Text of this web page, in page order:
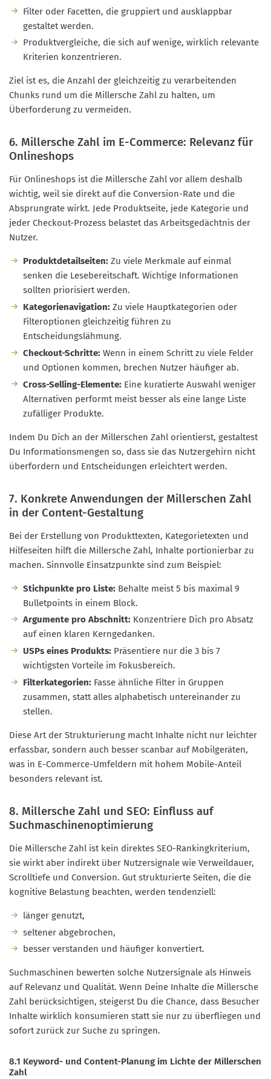
Filter oder Facetten, die gruppiert und ausklappbar
gestaltet werden.
Produktvergleiche, die sich auf wenige, wirklich relevante
Kriterien konzentrieren.
Ziel ist es, die Anzahl der gleichzeitig zu verarbeitenden
Chunks rund um die Millersche Zahl zu halten, um
Überforderung zu vermeiden.
6. Millersche Zahl im E-Commerce: Relevanz für
Onlineshops
Für Onlineshops ist die Millersche Zahl vor allem deshalb
wichtig, weil sie direkt auf die Conversion-Rate und die
Absprungrate wirkt. Jede Produktseite, jede Kategorie und
jeder Checkout-Prozess belastet das Arbeitsgedächtnis der
Nutzer.
Produktdetailseiten: Zu viele Merkmale auf einmal
senken die Lesebereitschaft. Wichtige Informationen
sollten priorisiert werden.
Kategorienavigation: Zu viele Hauptkategorien oder
Filteroptionen gleichzeitig führen zu
Entscheidungslähmung.
Checkout-Schritte: Wenn in einem Schritt zu viele Felder
und Optionen kommen, brechen Nutzer häufiger ab.
Cross-Selling-Elemente: Eine kuratierte Auswahl weniger
Alternativen performt meist besser als eine lange Liste
zufälliger Produkte.
Indem Du Dich an der Millerschen Zahl orientierst, gestaltest
Du Informationsmengen so, dass sie das Nutzergehirn nicht
überfordern und Entscheidungen erleichtert werden.
7. Konkrete Anwendungen der Millerschen Zahl
in der Content-Gestaltung
Bei der Erstellung von Produkttexten, Kategorietexten und
Hilfeseiten hilft die Millersche Zahl, Inhalte portionierbar zu
machen. Sinnvolle Einsatzpunkte sind zum Beispiel:
Stichpunkte pro Liste: Behalte meist 5 bis maximal 9
Bulletpoints in einem Block.
Argumente pro Abschnitt: Konzentriere Dich pro Absatz
auf einen klaren Kerngedanken.
USPs eines Produkts: Präsentiere nur die 3 bis 7
wichtigsten Vorteile im Fokusbereich.
Filterkategorien: Fasse ähnliche Filter in Gruppen
zusammen, statt alles alphabetisch untereinander zu
stellen.
Diese Art der Strukturierung macht Inhalte nicht nur leichter
erfassbar, sondern auch besser scanbar auf Mobilgeräten,
was in E-Commerce-Umfeldern mit hohem Mobile-Anteil
besonders relevant ist.
8. Millersche Zahl und SEO: Einfluss auf
Suchmaschinenoptimierung
Die Millersche Zahl ist kein direktes SEO-Rankingkriterium,
sie wirkt aber indirekt über Nutzersignale wie Verweildauer,
Scrolltiefe und Conversion. Gut strukturierte Seiten, die die
kognitive Belastung beachten, werden tendenziell:
länger genutzt,
seltener abgebrochen,
besser verstanden und häufiger konvertiert.
Suchmaschinen bewerten solche Nutzersignale als Hinweis
auf Relevanz und Qualität. Wenn Deine Inhalte die Millersche
Zahl berücksichtigen, steigerst Du die Chance, dass Besucher
Inhalte wirklich konsumieren statt sie nur zu überfliegen und
sofort zurück zur Suche zu springen.
8.1 Keyword- und Content-Planung im Lichte der Millerschen
Zahl